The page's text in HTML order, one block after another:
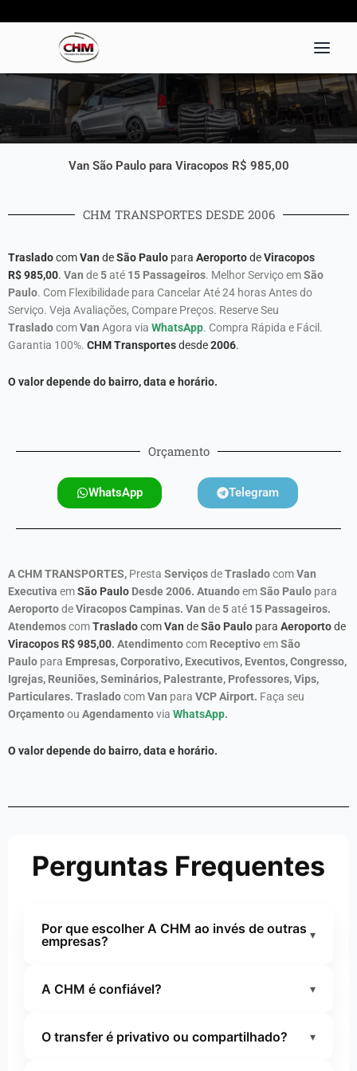
para
Van São Paulo para Viracopos R$ 985,00
CHM TRANSPORTES DESDE 2006
TrasladocomVan deSão Paulo para AeroportodeViracopos
R$985,00. Van de5até 15 Passageiros. Melhor Serviço emSão
Paulo. Com Flexibilidade para Cancelar Até 24 horas Antes do
Serviço. Veja Avaliações, Compare Preços. Reserve Seu
TrasladocomVan Agora via WhatsApp. Compra Rápida e Fácil.
Garantia 100%. CHM Transportesdesde2006.
O valor depende do bairro, data e horário.
Orçamento
WhatsApp Telegram
A CHM TRANSPORTES, Presta ServiçosdeTrasladocomVan
Executiva emSão Paulo Desde 2006. AtuandoemSão Paulo para
AeroportodeViracopos Campinas. Van de5até 15 Passageiros.
AtendemoscomTrasladocomVan deSão Paulo para Aeroportode
Viracopos R$985,00. Atendimentocom ReceptivoemSão
Paulo para Empresas, Corporativo, Executivos, Eventos, Congresso,
Igrejas, Reuniões, Seminários, Palestrante, Professores, Vips,
Particulares. TrasladocomVan para VCP Airport. Faça seu
Orçamentoou Agendamentovia WhatsApp.
O valor depende do bairro, data e horário.
Perguntas Frequentes
Por que escolher A CHM ao invés de outras
empresas?
▾
atuando desde 2006
20 anos. São mais de duas décadas oferecendo
A CHM é confiável? ▾
referência em transporte executivo e transfers
O transfer é privativo ou compartilhado? ▾